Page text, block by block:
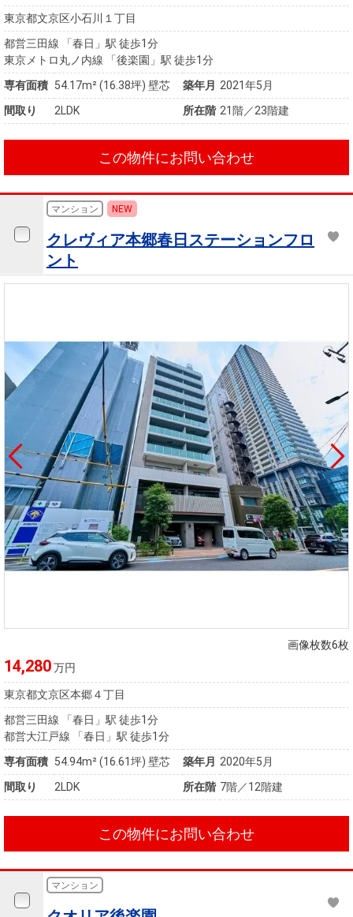
東京都文京区小石川１丁目
都営三田線 「春日」駅 徒歩1分
東京メトロ丸ノ内線 「後楽園」駅 徒歩1分
専有面積 54.17m²(16.38坪) 壁芯 築年月 2021年5月
間取り
2LDK 所在階 21階／23階建
この物件にお問い合わせ
マンション NEW
クレヴィア本郷春日ステーションフロ
ント
画像枚数6枚
14,280万円
東京都文京区本郷４丁目
都営三田線 「春日」駅 徒歩1分
都営大江戸線 「春日」駅 徒歩1分
専有面積 54.94m²(16.61坪) 壁芯 築年月 2020年5月
間取り
2LDK 所在階 7階／12階建
この物件にお問い合わせ
マンション